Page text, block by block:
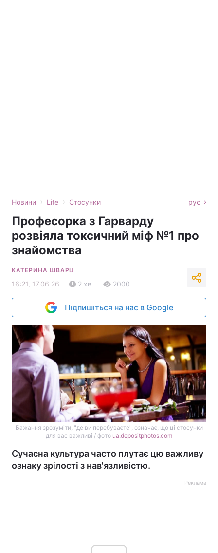
Новини › Lite › Стосунки рус
Професорка з Гарварду
розвіяла токсичний міф №1 про
знайомства
КАТЕРИНА ШВАРЦ
16:21, 17.06.26 2 хв. 2000
Підпишіться на нас в Google
Бажання зрозуміти, "де ви перебуваєте", означає, що ці стосунки
для вас важливі / фото ua.depositphotos.com
Сучасна культура часто плутає цю важливу
ознаку зрілості з нав'язливістю.
Реклама